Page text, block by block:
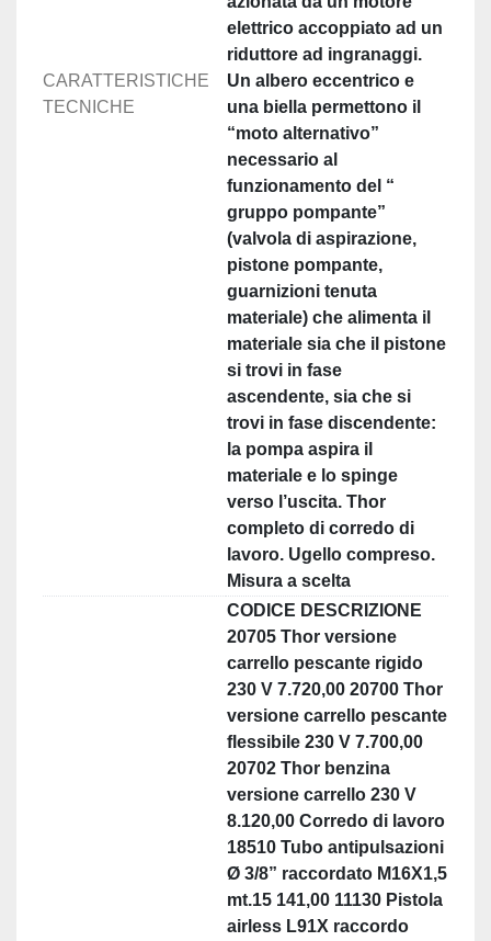
CARATTERISTICHE
TECNICHE
elettrico accoppiato ad un
riduttore ad ingranaggi.
Un albero eccentrico e
una biella permettono il
“moto alternativo”
necessario al
funzionamento del “
gruppo pompante”
(valvola di aspirazione,
pistone pompante,
guarnizioni tenuta
materiale) che alimenta il
materiale sia che il pistone
si trovi in fase
ascendente, sia che si
trovi in fase discendente:
la pompa aspira il
materiale e lo spinge
verso l’uscita. Thor
completo di corredo di
lavoro. Ugello compreso.
Misura a scelta
CODICE DESCRIZIONE
20705 Thor versione
carrello pescante rigido
230 V 7.720,00 20700 Thor
versione carrello pescante
flessibile 230 V 7.700,00
20702 Thor benzina
versione carrello 230 V
8.120,00 Corredo di lavoro
18510 Tubo antipulsazioni
Ø 3/8” raccordato M16X1,5
mt.15 141,00 11130 Pistola
airless L91X raccordo